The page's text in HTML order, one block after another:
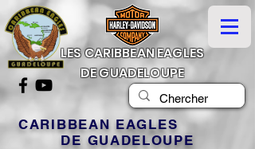
LES CARIBBEAN EAGLES
DE GUADELOUPE
CARIBBEAN EAGLES
DE GUADELOUPE